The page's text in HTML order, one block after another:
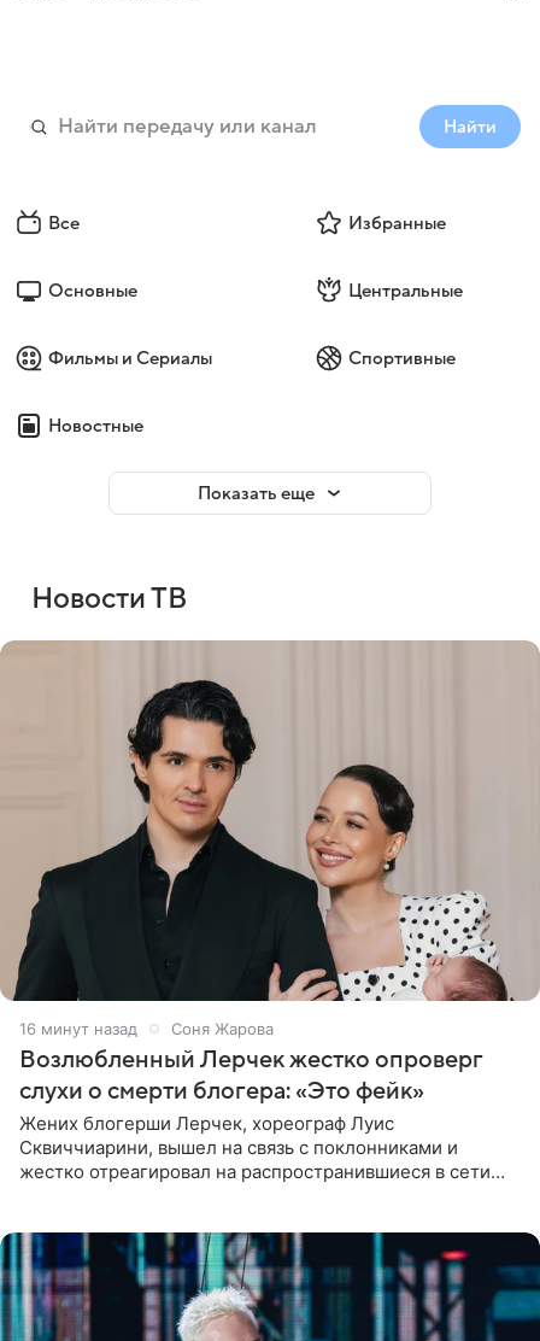
Найти
Все Избранные
Основные Центральные
Фильмы и Сериалы Спортивные
Новостные
Показать еще
Новости ТВ
16 минут назад Соня Жарова
Возлюбленный Лерчек жестко опроверг
слухи о смерти блогера: «Это фейк»
Жених блогерши Лерчек, хореограф Луис
Сквиччиарини, вышел на связь с поклонниками и
жестко отреагировал на распространившиеся в сети